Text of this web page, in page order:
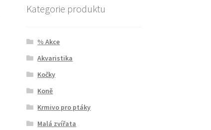
Kategorie produktu
% Akce
Akvaristika
Kočky
Koně
Krmivo pro ptáky
Malá zvířata